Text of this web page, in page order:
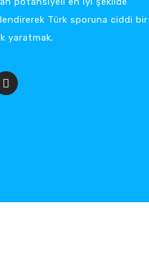
Türk sporuna ciddi bir
yaratmak.